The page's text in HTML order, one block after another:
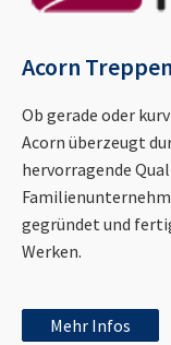
Acorn
Ob gerade oder
Acorn überzeugt
hervorragende
gegründet und
Werken.
Mehr Infos